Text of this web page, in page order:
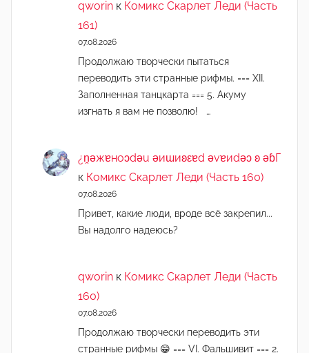
qworin к Комикс Скарлет Леди (Часть
161)
07.08.2026
Продолжаю творчески пытаться
переводить эти странные рифмы. === XII.
Заполненная танцкарта === 5. Акуму
изгнать я вам не позволю! …
¿n̯ǝжɐноɔdǝu ǝиɯиʚεɐd ǝvɐиdǝɔ ʚ ǝɓГ
к Комикс Скарлет Леди (Часть 160)
07.08.2026
Привет, какие люди, вроде всё закрепил...
Вы надолго надеюсь?
qworin к Комикс Скарлет Леди (Часть
160)
07.08.2026
Продолжаю творчески переводить эти
странные рифмы 😁 === VI. Фальшивит === 2.